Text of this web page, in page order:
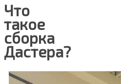
Что
такое
сборка
Дастера?